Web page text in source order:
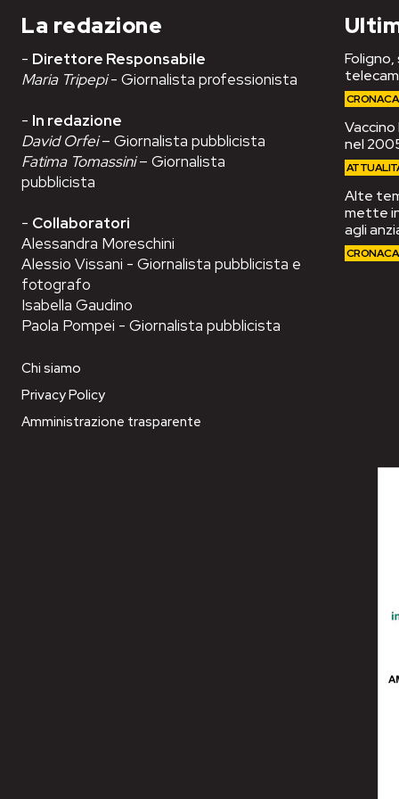
La redazione
- Direttore Responsabile
Maria Tripepi- Giornalista professionista
- In redazione
David Orfei– Giornalista pubblicista
Fatima Tomassini– Giornalista
pubblicista
- Collaboratori
Alessandra Moreschini
Alessio Vissani - Giornalista pubblicista e
fotografo
Isabella Gaudino
Paola Pompei - Giornalista pubblicista
Chi siamo
Privacy Policy
Amministrazione trasparente
CRONACA
nel
Alte
mette
agli
CRONACA